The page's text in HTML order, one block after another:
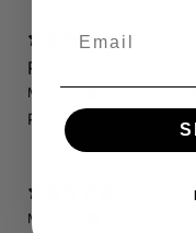
RS3 8P
Marcin J. Verified buyer
Polecam !
Marcin J.